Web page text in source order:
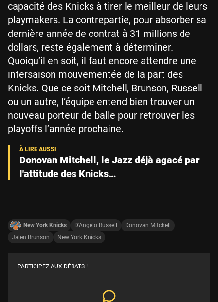
capacité des Knicks à tirer le meilleur de leurs
playmakers. La contrepartie, pour absorber sa
dernière année de contrat à 31 millions de
dollars, reste également à déterminer.
Quoiqu’il en soit, il faut encore attendre une
intersaison mouvementée de la part des
Knicks. Que ce soit Mitchell, Brunson, Russell
ou un autre, l’équipe entend bien trouver un
nouveau porteur de balle pour retrouver les
playoffs l’année prochaine.
Donovan Mitchell, le Jazz déjà agacé par
l'attitude des Knicks…
New York Knicks D'Angelo Russell
Donovan Mitchell
Jalen Brunson
New York Knicks
PARTICIPEZ AUX DÉBATS !